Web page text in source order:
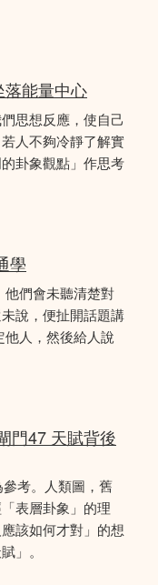
落能量中心
思想反應，使自己
人不夠冷靜了解實
卦象觀點」作思考
學
他們會未聽清楚對
說，便扯開話題講
人，然後給人說
門47 天賦背後
考。人類圖，舊
表層卦象」的理
該如何才對」的想
」。